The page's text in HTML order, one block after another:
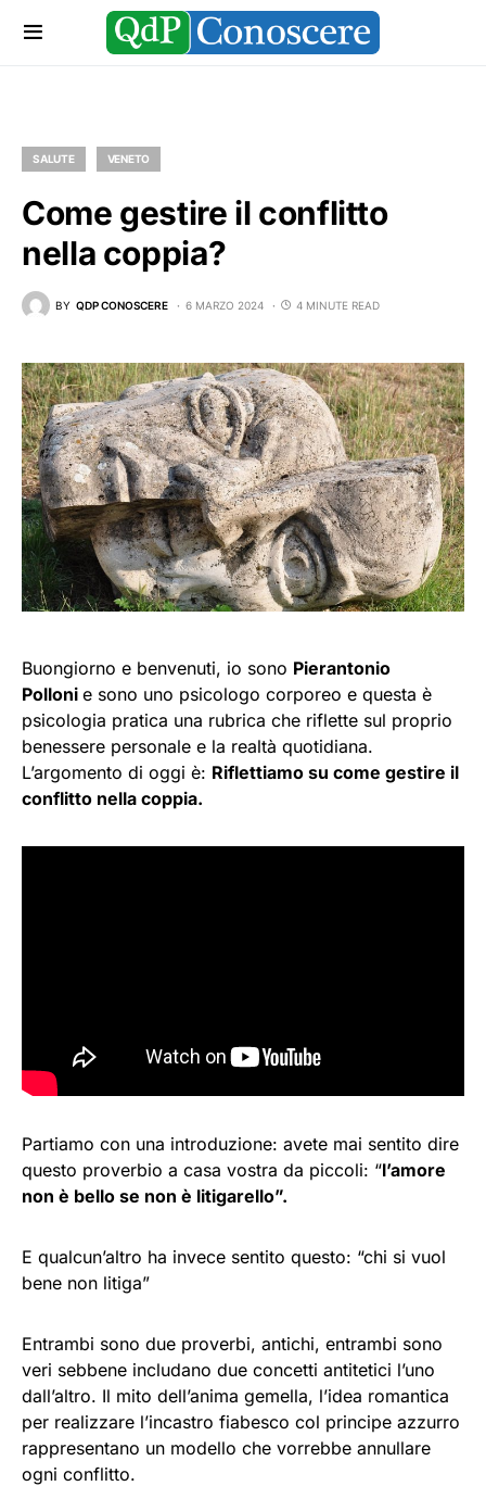
SALUTE VENETO
Come gestire il conflitto
nella coppia?
BY QDP CONOSCERE 6 MARZO 2024 4 MINUTE READ
Buongiorno e benvenuti, io sono Pierantonio
Polloni e sono uno psicologo corporeo e questa è
psicologia pratica una rubrica che riflette sul proprio
benessere personale e la realtà quotidiana.
L’argomento di oggi è: Riflettiamo su come gestire il
conflitto nella coppia.
Partiamo con una introduzione: avete mai sentito dire
questo proverbio a casa vostra da piccoli: “l’amore
non è bello se non è litigarello”.
E qualcun’altro ha invece sentito questo: “chi si vuol
bene non litiga”
Entrambi sono due proverbi, antichi, entrambi sono
veri sebbene includano due concetti antitetici l’uno
dall’altro. Il mito dell’anima gemella, l’idea romantica
per realizzare l’incastro fiabesco col principe azzurro
rappresentano un modello che vorrebbe annullare
ogni conflitto.